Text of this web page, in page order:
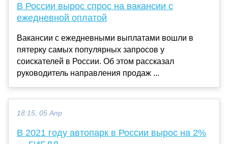
В России вырос спрос на вакансии с
ежедневной оплатой
Вакансии с ежедневными выплатами вошли в
пятерку самых популярных запросов у
соискателей в России. Об этом рассказал
руководитель направления продаж ...
18:15, 05 Апр
В 2021 году автопарк в России вырос на 2%